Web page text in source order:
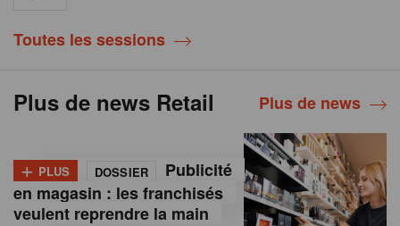
Toutes les sessions
Plus de news Retail Plus de news
+ PLUS DOSSIER
Publicité
en magasin : les franchisés
veulent reprendre la main